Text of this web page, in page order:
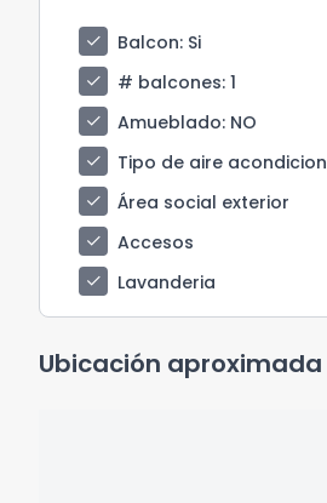
check Balcon: Si
check
# balcones: 1
check
Amueblado: NO
check
Tipo de aire
check
Área social exterior
check
Accesos
check
Lavanderia
Ubicación aproximada